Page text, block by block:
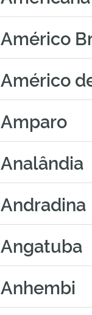
Américo
Américo
Amparo
Analândia
Andradina
Angatuba
Anhembi